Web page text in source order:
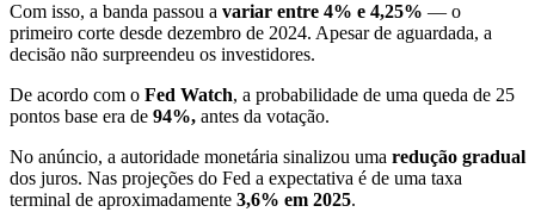
Com isso, a banda passou a variar entre 4% e 4,25% — o
primeiro corte desde dezembro de 2024. Apesar de aguardada, a
decisão não surpreendeu os investidores.
De acordo com o Fed Watch, a probabilidade de uma queda de 25
pontos base era de 94%, antes da votação.
No anúncio, a autoridade monetária sinalizou uma redução gradual
dos juros. Nas projeções do Fed a expectativa é de uma taxa
terminal de aproximadamente 3,6% em 2025.